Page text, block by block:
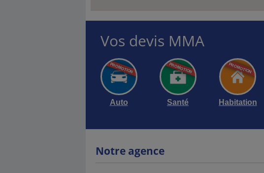
Vos devis MMA
Auto Santé Habitation
Notre agence